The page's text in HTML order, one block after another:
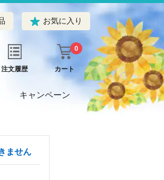
お気に入り
注文履歴 カート
0
キャンペーン
ません